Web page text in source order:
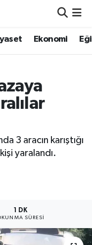
Ekonomi
3 aracın karıştığı
yaralandı.
1 DK
SÜRESI